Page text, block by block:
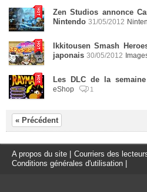
Zen Studios annonce
Nintendo 31/05/2012
Ikkitousen Smash
japonais 30/05/2012
Les DLC de la
eShop
1
« Précédent
A propos du site Courriers des
Conditions générales d'utilisation